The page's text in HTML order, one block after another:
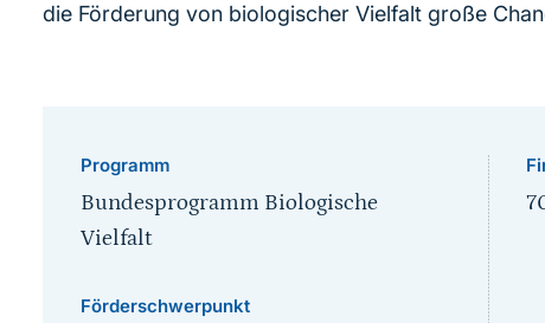
die Förderung von biologischer Vielfalt große
Programm
Bundesprogramm Biologische
Vielfalt
Förderschwerpunkt